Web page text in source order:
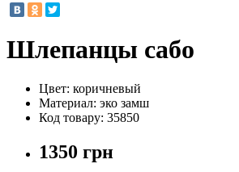
Шлепанцы сабо
Цвет: коричневый
Материал: эко замш
Код товару: 35850
1350 грн